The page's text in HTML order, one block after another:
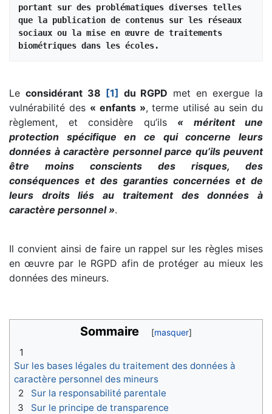
portant sur des problématiques diverses telles
que la publication de contenus sur les réseaux
sociaux ou la mise en œuvre de traitements
biométriques dans les écoles.
Le considérant 38 [1] du RGPD met en exergue la
vulnérabilité des « enfants », terme utilisé au sein du
règlement, et considère qu’ils « méritent une
protection spécifique en ce qui concerne leurs
données à caractère personnel parce qu’ils peuvent
être moins conscients des risques, des
conséquences et des garanties concernées et de
leurs droits liés au traitement des données à
caractère personnel ».
Il convient ainsi de faire un rappel sur les règles mises
en œuvre par le RGPD afin de protéger au mieux les
données des mineurs.
Sommaire
1
Sur les bases légales du traitement des données à
caractère personnel des mineurs
2
Sur la responsabilité parentale
3
Sur le principe de transparence